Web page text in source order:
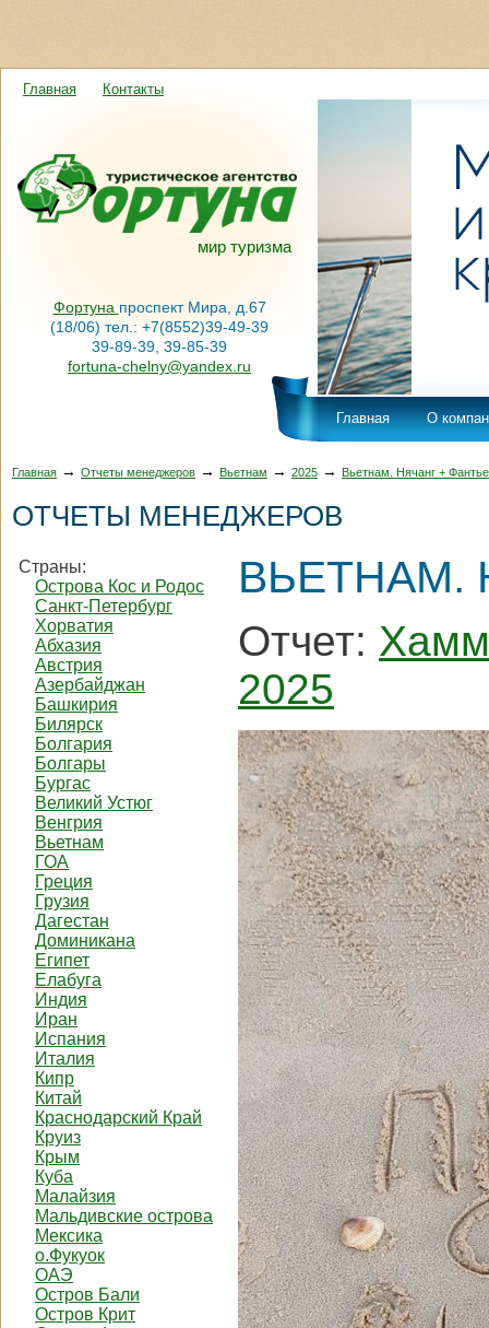
мир туризма
Главная Контакты
Фортуна проспект Мира, д.67
(18/06) тел.: +7(8552)39-49-39
39-89-39, 39-85-39
fortuna-chelny@yandex.ru
Главная О
Главная → Отчеты менеджеров → Вьетнам → 2025 → Вьетнам. Нячанг +
ОТЧЕТЫ МЕНЕДЖЕРОВ
Страны:
Острова Кос и Родос
Санкт-Петербург
Хорватия
Абхазия
Австрия
Азербайджан
Башкирия
Билярск
Болгария
Болгары
Бургас
Великий Устюг
Венгрия
Вьетнам
ГОА
Греция
Грузия
Дагестан
Доминикана
Египет
Елабуга
Индия
Иран
Испания
Италия
Кипр
Китай
Краснодарский Край
Круиз
Крым
Куба
Малайзия
Мальдивские острова
Мексика
о.Фукуок
ОАЭ
Остров Бали
Остров Крит
ВЬЕТНАМ.
Отчет:
2025